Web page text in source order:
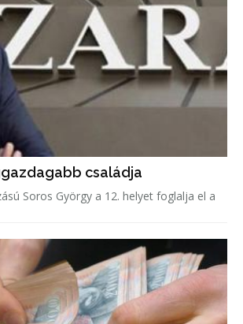
családja
Soros György a 12. helyet foglalja el a